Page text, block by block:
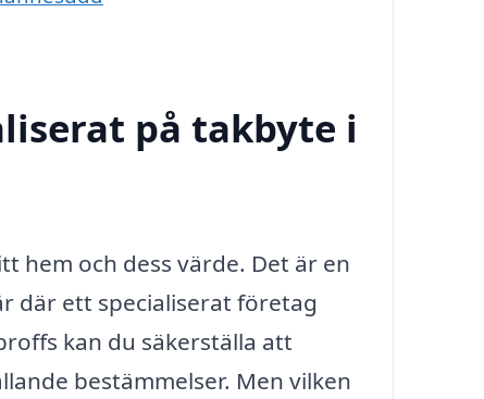
på takbyte i
hem och dess värde. Det är en
där ett specialiserat företag
kan du säkerställa att
bestämmelser. Men vilken